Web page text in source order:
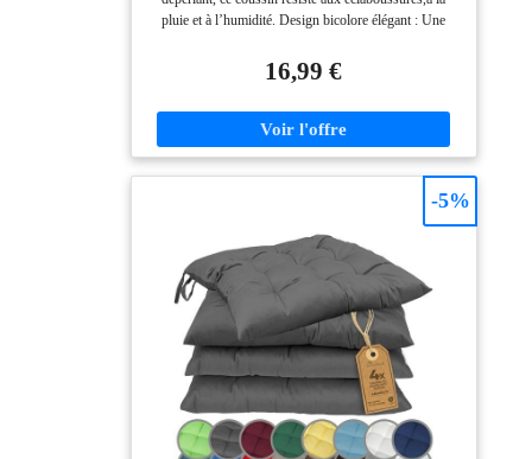
pluie et à l’humidité. Design bicolore élégant : Une
selon vos envies et apporter du pep's à votre mobilier.
Pratiques et déhoussables : Les housses se retirent
entretien simple et rapide. Confort et maintien : Un
garnissage moelleux pour une assise agréable et un
malin : Vendu par lot de 2, c’est la solution parfaite
pour harmoniser votre salon de jardin avec style et à
petit prix.
16,99 €
-5%